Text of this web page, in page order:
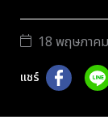
18 พฤษภาค
แชร์